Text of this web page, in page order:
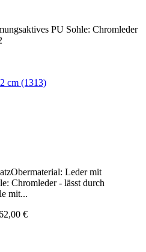
PU Sohle: Chromleder
Leder mit
Chromleder - lässt durch
mit...
€